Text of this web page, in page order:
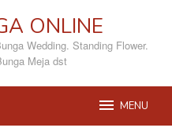
ONLINE
Wedding. Standing Flower.
Meja dst
MENU